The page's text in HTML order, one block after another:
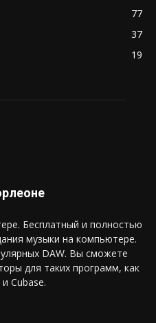
77
37
19
Бесплатный и полностью
музыки на компьютере.
DAW. Вы сможете
для таких программ, как
Cubase.